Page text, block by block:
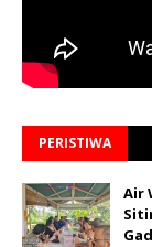
PERISTIWA
Air